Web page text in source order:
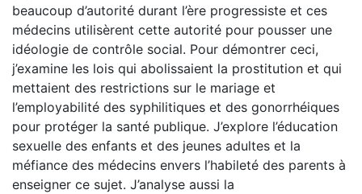
beaucoup d’autorité durant l’ère progressiste et ces
médecins utilisèrent cette autorité pour pousser une
idéologie de contrôle social. Pour démontrer ceci,
j’examine les lois qui abolissaient la prostitution et qui
mettaient des restrictions sur le mariage et
l’employabilité des syphilitiques et des gonorrhéiques
pour protéger la santé publique. J’explore l’éducation
sexuelle des enfants et des jeunes adultes et la
méfiance des médecins envers l’habileté des parents à
enseigner ce sujet. J’analyse aussi la